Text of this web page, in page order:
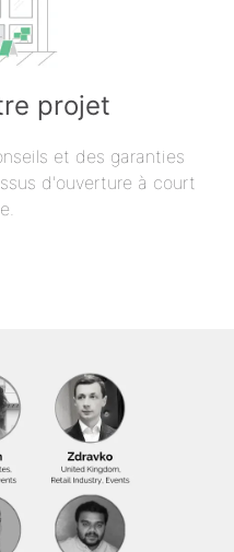
projet
et des garanties
d'ouverture à court